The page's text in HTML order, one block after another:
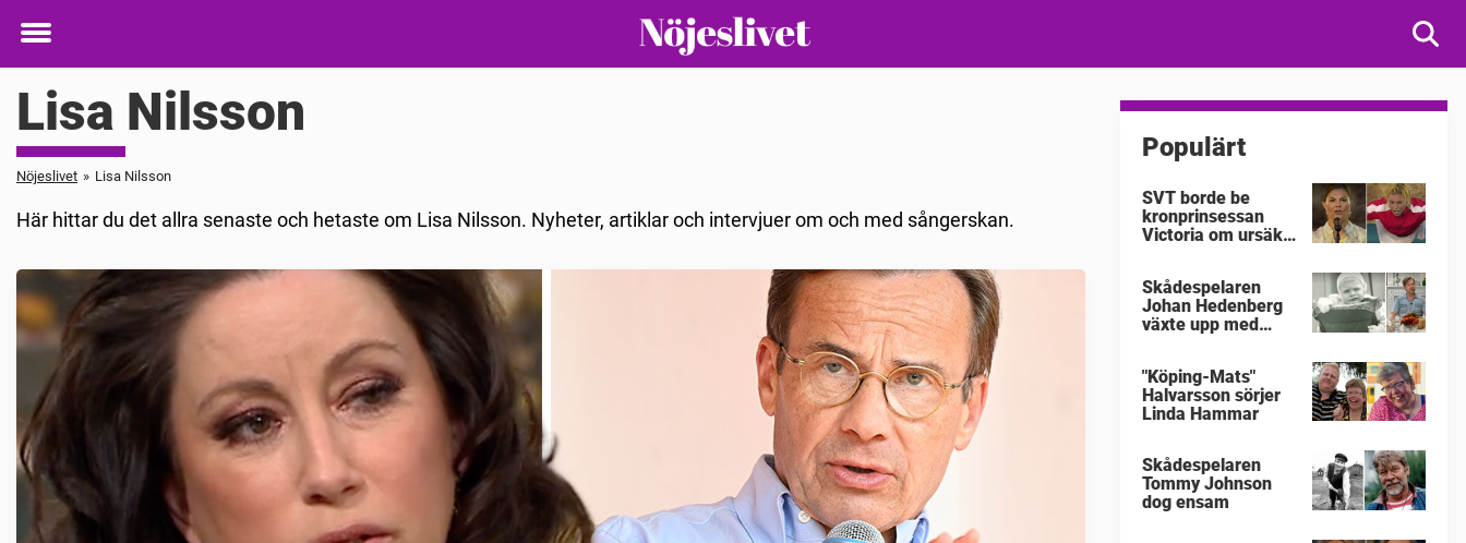
Toggle
Lisa Nilsson
Nöjeslivet » Lisa Nilsson
Här hittar du det allra senaste och hetaste om Lisa Nilsson. Nyheter, artiklar och intervjuer om och med sångerskan.
Populärt
SVT borde be
kronprinsessan
Victoria om ursäkt
Skådespelaren
Johan Hedenberg
växte upp med
"Köping-Mats"
Halvarsson sörjer
Linda Hammar
Skådespelaren
Tommy Johnson
dog ensam